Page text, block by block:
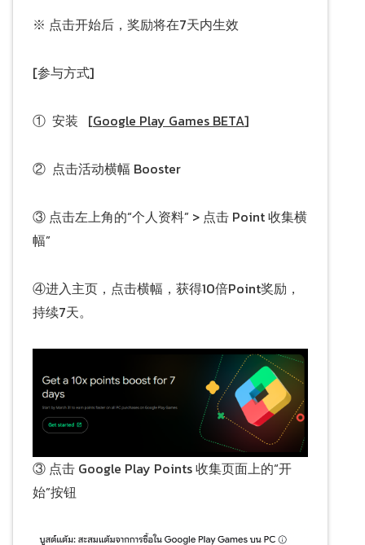
※ 点击开始后，奖励将在7天内生效
[参与方式]
① 安装 [Google Play Games BETA]
② 点击活动横幅 Booster
③ 点击左上角的“个人资料” > 点击 Point 收集横
幅”
④进入主页，点击横幅，获得10倍Point奖励，
持续7天。
③ 点击 Google Play Points 收集页面上的“开
始”按钮